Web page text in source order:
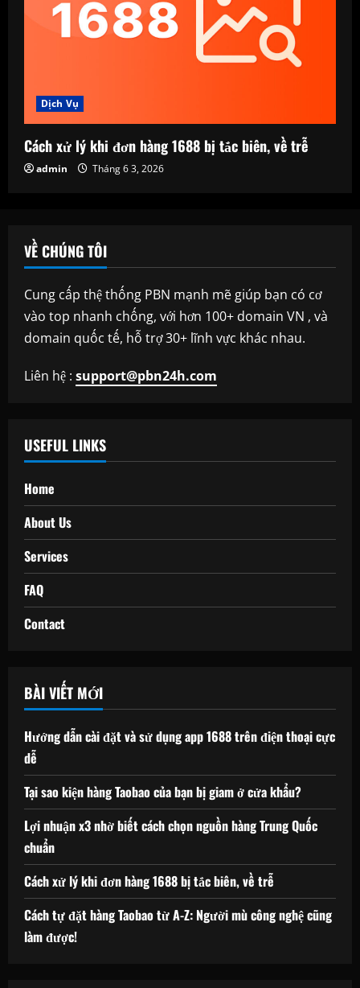
Dịch Vụ
Cách xử lý khi đơn hàng 1688 bị tắc biên, về trễ
admin Tháng 6 3, 2026
VỀ CHÚNG TÔI
Cung cấp thệ thống PBN mạnh mẽ giúp bạn có cơ
vào top nhanh chống, với hơn 100+ domain VN , và
domain quốc tế, hỗ trợ 30+ lĩnh vực khác nhau.
Liên hệ : support@pbn24h.com
USEFUL LINKS
Home
About Us
Services
FAQ
Contact
BÀI VIẾT MỚI
Hướng dẫn cài đặt và sử dụng app 1688 trên điện thoại cực
dễ
Tại sao kiện hàng Taobao của bạn bị giam ở cửa khẩu?
Lợi nhuận x3 nhờ biết cách chọn nguồn hàng Trung Quốc
chuẩn
Cách xử lý khi đơn hàng 1688 bị tắc biên, về trễ
Cách tự đặt hàng Taobao từ A-Z: Người mù công nghệ cũng
làm được!